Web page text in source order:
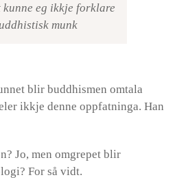
eg ikkje forklare
munk
blir buddhismen omtala
ikkje denne oppfatninga. Han
Jo, men omgrepet blir
For så vidt.